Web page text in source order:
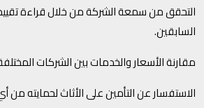
التحقق من سمعة الشركة من خلال قراءة
السابقين.
مقارنة الأسعار والخدمات بين الشركات
الاستفسار عن التأمين على الأثاث لحمايته من